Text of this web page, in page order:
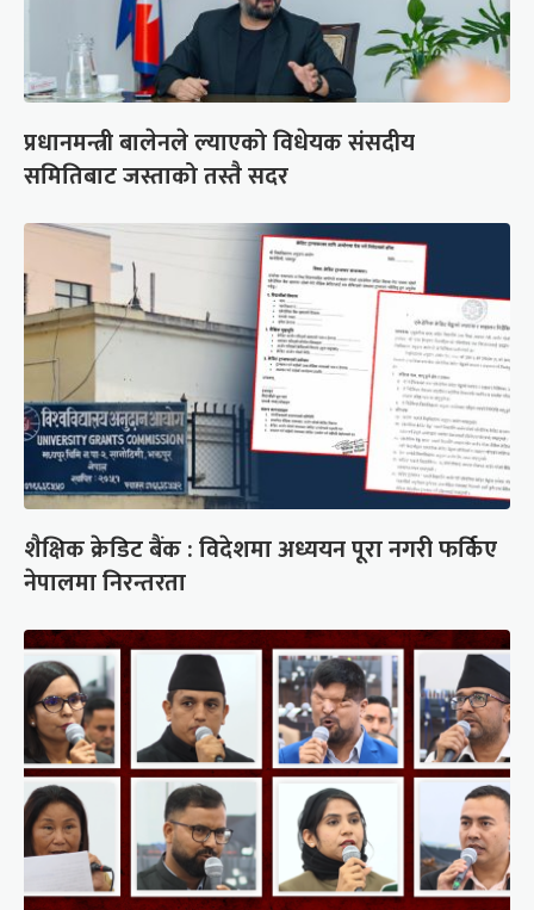
प्रधानमन्त्री बालेनले ल्याएको विधेयक संसदीय
समितिबाट जस्ताको तस्तै सदर
शैक्षिक क्रेडिट बैंक : विदेशमा अध्ययन पूरा नगरी फर्किए
नेपालमा निरन्तरता